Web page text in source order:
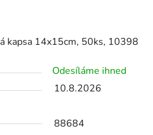
kapsa 14x15cm, 50ks, 10398
Odesíláme ihned
10.8.2026
88684